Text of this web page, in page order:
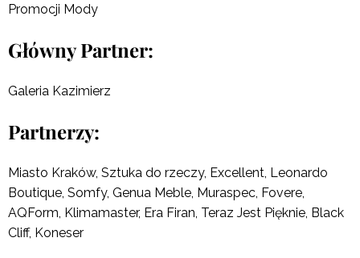
Promocji Mody
Główny Partner:
Galeria Kazimierz
Partnerzy:
Miasto Kraków, Sztuka do rzeczy, Excellent, Leonardo
Boutique, Somfy, Genua Meble, Muraspec, Fovere,
AQForm, Klimamaster, Era Firan, Teraz Jest Pięknie, Black
Cliff, Koneser